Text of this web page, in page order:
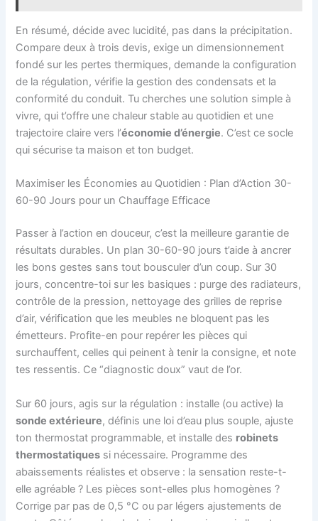
En résumé, décide avec lucidité, pas dans la précipitation.
Compare deux à trois devis, exige un dimensionnement
fondé sur les pertes thermiques, demande la configuration
de la régulation, vérifie la gestion des condensats et la
conformité du conduit. Tu cherches une solution simple à
vivre, qui t’offre une chaleur stable au quotidien et une
trajectoire claire vers l’économie d’énergie. C’est ce socle
qui sécurise ta maison et ton budget.
Maximiser les Économies au Quotidien : Plan d’Action 30-
60-90 Jours pour un Chauffage Efficace
Passer à l’action en douceur, c’est la meilleure garantie de
résultats durables. Un plan 30-60-90 jours t’aide à ancrer
les bons gestes sans tout bousculer d’un coup. Sur 30
jours, concentre-toi sur les basiques : purge des radiateurs,
contrôle de la pression, nettoyage des grilles de reprise
d’air, vérification que les meubles ne bloquent pas les
émetteurs. Profite-en pour repérer les pièces qui
surchauffent, celles qui peinent à tenir la consigne, et note
tes ressentis. Ce “diagnostic doux” vaut de l’or.
Sur 60 jours, agis sur la régulation : installe (ou active) la
sonde extérieure, définis une loi d’eau plus souple, ajuste
ton thermostat programmable, et installe des robinets
thermostatiques si nécessaire. Programme des
abaissements réalistes et observe : la sensation reste-t-
elle agréable ? Les pièces sont-elles plus homogènes ?
Corrige par pas de 0,5 °C ou par légers ajustements de